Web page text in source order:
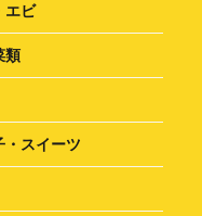
エビ
類
・スイーツ